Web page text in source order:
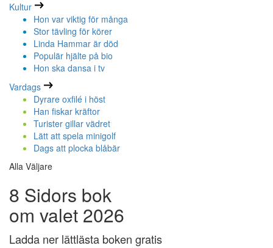
Kultur
Hon var viktig för många
Stor tävling för körer
Linda Hammar är död
Populär hjälte på bio
Hon ska dansa i tv
Vardags
Dyrare oxfilé i höst
Han fiskar kräftor
Turister gillar vädret
Lätt att spela minigolf
Dags att plocka blåbär
Alla Väljare
8 Sidors bok
om valet 2026
Ladda ner lättlästa boken gratis